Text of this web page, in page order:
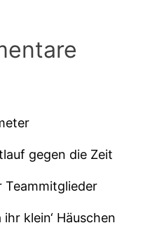
gegen die Zeit
Teammitglieder
ihr klein‘ Häuschen